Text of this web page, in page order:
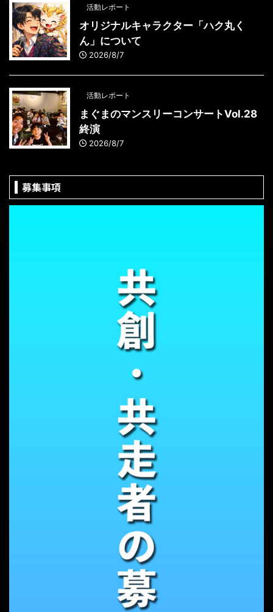
活動レポート
オリジナルキャラクター「ハク丸く
ん」について
2026/8/7
活動レポート
まぐまのマンスリーコンサートVol.28
終演
2026/8/7
募集事項